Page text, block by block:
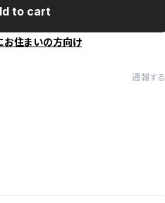
to cart
お住まいの方向け
通報する